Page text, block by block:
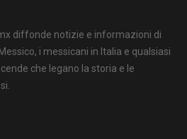
diffonde notizie e informazioni di
i messicani in Italia e qualsiasi
che legano la storia e le